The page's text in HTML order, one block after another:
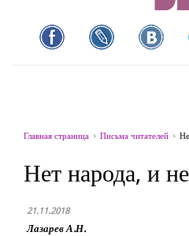
Главная страница Письма читателей
Нет народа, и
21.11.2018
Лазарев А.Н.